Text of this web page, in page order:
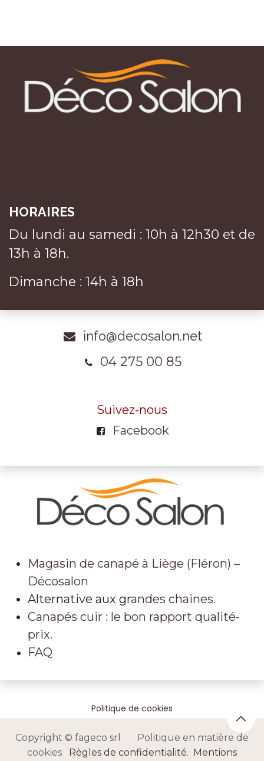
HORAIRES
Du lundi au samedi : 10h à 12h30 et de
13h à 18h.
Dimanche : 14h à 18h
info@decosalon.net
04 275 00 85
Suivez-nous
Facebook
Magasin de canapé à Liège (Fléron) –
Décosalon
Alternative aux grandes chaines.
Canapés cuir : le bon rapport qualité-
prix.
FAQ
Politique de cookies
Copyright © fageco srl Politique en matière de
cookies Règles de confidentialité. Mentions